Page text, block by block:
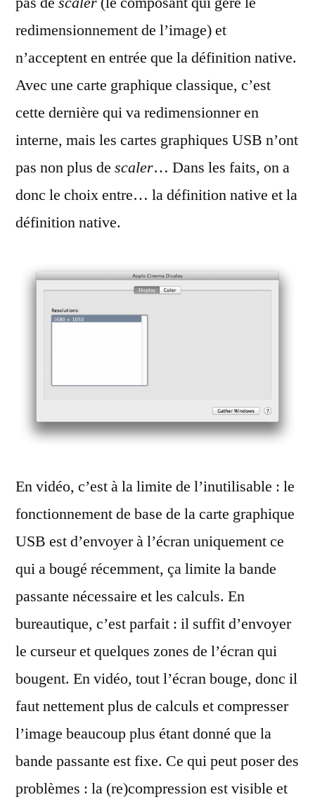
redimensionnement de l’image) et
n’acceptent en entrée que la définition native.
Avec une carte graphique classique, c’est
cette dernière qui va redimensionner en
interne, mais les cartes graphiques USB n’ont
pas non plus de scaler… Dans les faits, on a
donc le choix entre… la définition native et la
définition native.
En vidéo, c’est à la limite de l’inutilisable : le
fonctionnement de base de la carte graphique
USB est d’envoyer à l’écran uniquement ce
qui a bougé récemment, ça limite la bande
passante nécessaire et les calculs. En
bureautique, c’est parfait : il suffit d’envoyer
le curseur et quelques zones de l’écran qui
bougent. En vidéo, tout l’écran bouge, donc il
faut nettement plus de calculs et compresser
l’image beaucoup plus étant donné que la
bande passante est fixe. Ce qui peut poser des
problèmes : la (re)compression est visible et